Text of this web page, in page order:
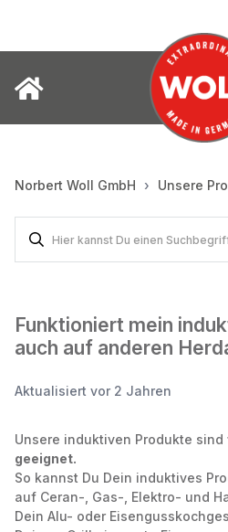
Norbert Woll GmbH Unsere
Funktioniert mein
auch auf anderen
Aktualisiert vor 2 Jahren
Unsere induktiven Produkte sind
geeignet.
So kannst Du Dein induktives
auf Ceran-, Gas-, Elektro- und
Dein Alu- oder